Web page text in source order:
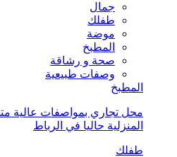
جمال
طفلك
موضة
المطبخ
صحة و رشاقة
وصفات طبيعية
المطبخ
محل تجاري بمواصفات عالية
المنزلية حاليا في الرباط
طفلك